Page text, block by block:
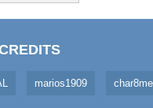
marios1909